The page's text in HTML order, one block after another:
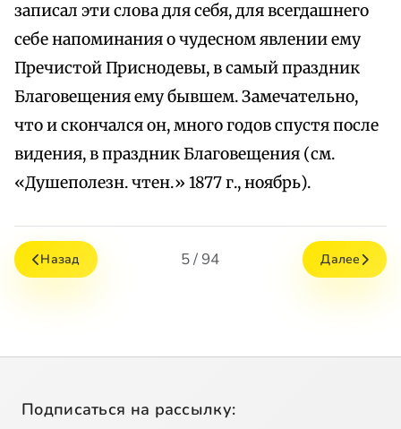
записал эти слова для себя, для всегдашнего
себе напоминания о чудесном явлении ему
Пречистой Приснодевы, в самый праздник
Благовещения ему бывшем. Замечательно,
что и скончался он, много годов спустя после
видения, в праздник Благовещения (см.
«Душеполезн. чтен.» 1877 г., ноябрь).
Назад 5 / 94 Далее
Подписаться на рассылку: